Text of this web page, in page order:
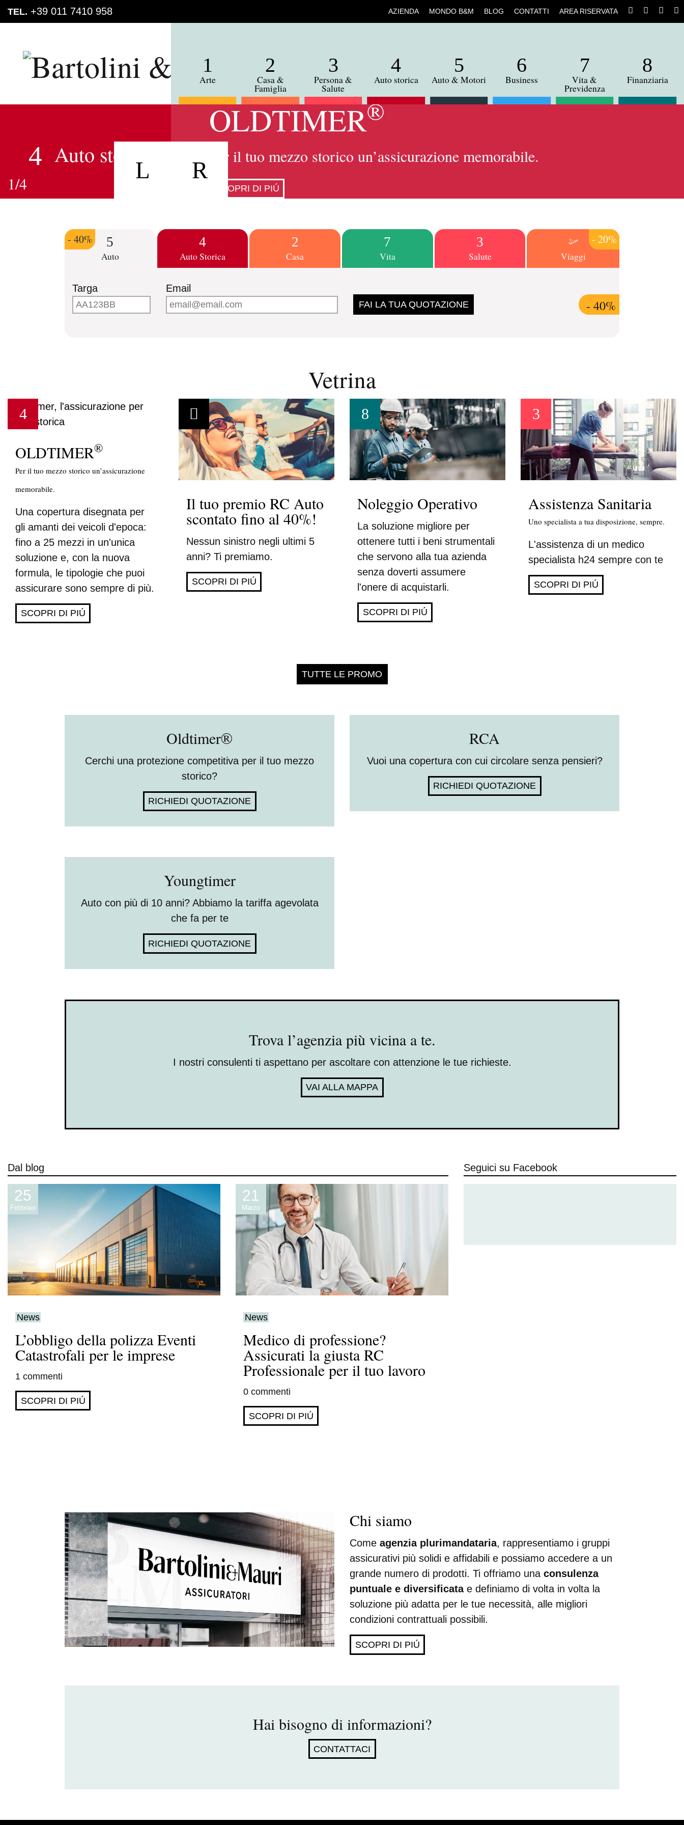
Skip
to
navigation
Skip
to
content
TEL. +39 011 7410 958 AZIENDA MONDO B&M BLOG CONTATTI AREA RISERVATA
Bartolini & Mauri
Arte Casa &
Famiglia
Persona &
Salute
Auto storica Auto & Motori Business Vita &
Previdenza
Finanziaria
Auto storica
1/4
OLDTIMER®
Per il tuo mezzo storico un’assicurazione memorabile.
SCOPRI DI PIÚ
Previous Next
- 40%
Auto Auto Storica Casa Vita Salute
- 20%
Viaggi
- 40%
Targa Email
FAI LA TUA QUOTAZIONE
Vetrina
OLDTIMER®
Per il tuo mezzo storico un’assicurazione
memorabile.
Una copertura disegnata per
gli amanti dei veicoli d'epoca:
fino a 25 mezzi in un'unica
soluzione e, con la nuova
formula, le tipologie che puoi
assicurare sono sempre di più.
SCOPRI DI PIÚ
Il tuo premio RC Auto
scontato fino al 40%!
Nessun sinistro negli ultimi 5
anni? Ti premiamo.
SCOPRI DI PIÚ
Noleggio Operativo
La soluzione migliore per
ottenere tutti i beni strumentali
che servono alla tua azienda
senza doverti assumere
l'onere di acquistarli.
SCOPRI DI PIÚ
Assistenza Sanitaria
Uno specialista a tua disposizione, sempre.
L'assistenza di un medico
specialista h24 sempre con te
SCOPRI DI PIÚ
TUTTE LE PROMO
Oldtimer®
Cerchi una protezione competitiva per il tuo mezzo
storico?
RICHIEDI QUOTAZIONE
RCA
Vuoi una copertura con cui circolare senza pensieri?
RICHIEDI QUOTAZIONE
Youngtimer
Auto con più di 10 anni? Abbiamo la tariffa agevolata
che fa per te
RICHIEDI QUOTAZIONE
Trova l’agenzia più vicina a te.
I nostri consulenti ti aspettano per ascoltare con attenzione le tue richieste.
VAI ALLA MAPPA
Dal blog
25
Febbraio
News
L’obbligo della polizza Eventi
Catastrofali per le imprese
1 commenti
SCOPRI DI PIÚ
21
Marzo
News
Medico di professione?
Assicurati la giusta RC
Professionale per il tuo lavoro
0 commenti
SCOPRI DI PIÚ
Seguici su Facebook
Chi siamo
Come agenzia plurimandataria, rappresentiamo i gruppi
assicurativi più solidi e affidabili e possiamo accedere a un
grande numero di prodotti. Ti offriamo una consulenza
puntuale e diversificatae definiamo di volta in volta la
soluzione più adatta per le tue necessità, alle migliori
condizioni contrattuali possibili.
SCOPRI DI PIÚ
Hai bisogno di informazioni?
CONTATTACI